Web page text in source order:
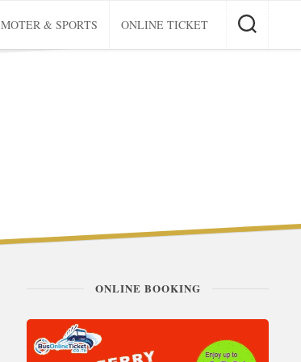
MOTER & SPORTS ONLINE TICKET
ONLINE BOOKING